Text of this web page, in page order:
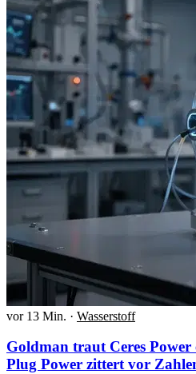
vor 13 Min. · Wasserstoff
Goldman traut Ceres Power
Plug Power zittert vor